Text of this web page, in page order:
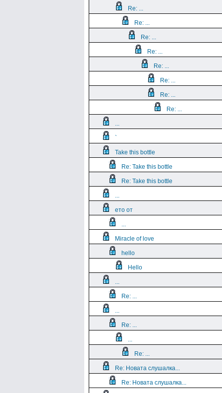
Re: ...
Re: ...
Re: ...
Re: ...
Re: ...
Re: ...
Re: ...
Re: ...
...
`
Take this bottle
Re: Take this bottle
Re: Take this bottle
...
ето от
...
Miracle of love
hello
Hello
...
Re: ...
...
Re: ...
...
Re: ...
Re: Новата слушалка...
Re: Новата слушалка...